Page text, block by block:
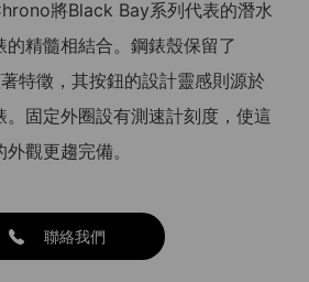
將Black Bay系列代表的潛水
精髓相結合。鋼錶殼保留了
特徵，其按鈕的設計靈感則源於
。固定外圈設有測速計刻度，使這
觀更趨完備。
聯絡我們